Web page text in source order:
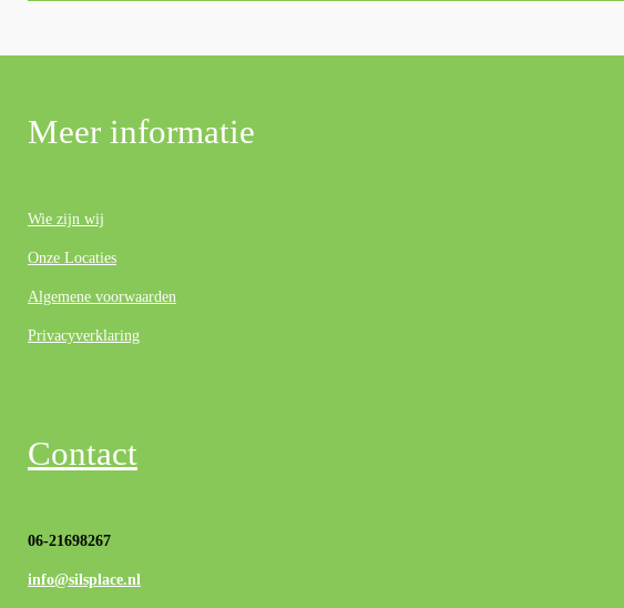
Meer informatie
Wie zijn wij
Onze Locaties
Algemene voorwaarden
Privacyverklaring
Contact
06-21698267
info@silsplace.nl